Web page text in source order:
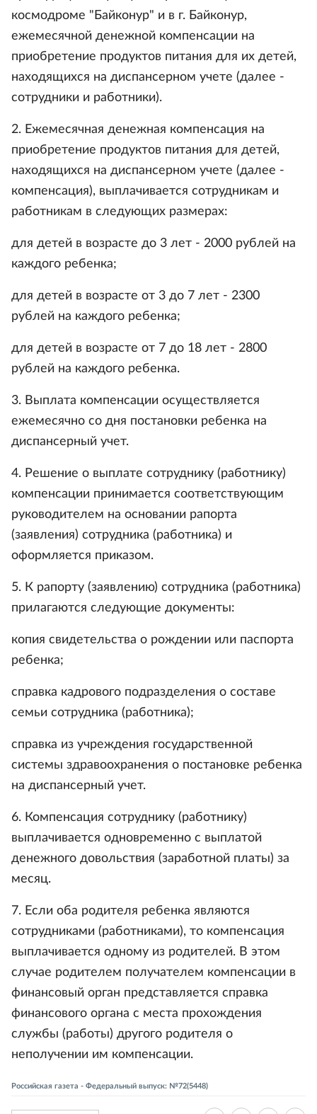
космодроме "Байконур" и в г. Байконур,
ежемесячной денежной компенсации на
приобретение продуктов питания для их детей,
находящихся на диспансерном учете (далее -
сотрудники и работники).
2. Ежемесячная денежная компенсация на
приобретение продуктов питания для детей,
находящихся на диспансерном учете (далее -
компенсация), выплачивается сотрудникам и
работникам в следующих размерах:
для детей в возрасте до 3 лет - 2000 рублей на
каждого ребенка;
для детей в возрасте от 3 до 7 лет - 2300
рублей на каждого ребенка;
для детей в возрасте от 7 до 18 лет - 2800
рублей на каждого ребенка.
3. Выплата компенсации осуществляется
ежемесячно со дня постановки ребенка на
диспансерный учет.
4. Решение о выплате сотруднику (работнику)
компенсации принимается соответствующим
руководителем на основании рапорта
(заявления) сотрудника (работника) и
оформляется приказом.
5. К рапорту (заявлению) сотрудника (работника)
прилагаются следующие документы:
копия свидетельства о рождении или паспорта
ребенка;
справка кадрового подразделения о составе
семьи сотрудника (работника);
справка из учреждения государственной
системы здравоохранения о постановке ребенка
на диспансерный учет.
6. Компенсация сотруднику (работнику)
выплачивается одновременно с выплатой
денежного довольствия (заработной платы) за
месяц.
7. Если оба родителя ребенка являются
сотрудниками (работниками), то компенсация
выплачивается одному из родителей. В этом
случае родителем получателем компенсации в
финансовый орган представляется справка
финансового органа с места прохождения
службы (работы) другого родителя о
неполучении им компенсации.
Российская газета - Федеральный выпуск: №72(5448)